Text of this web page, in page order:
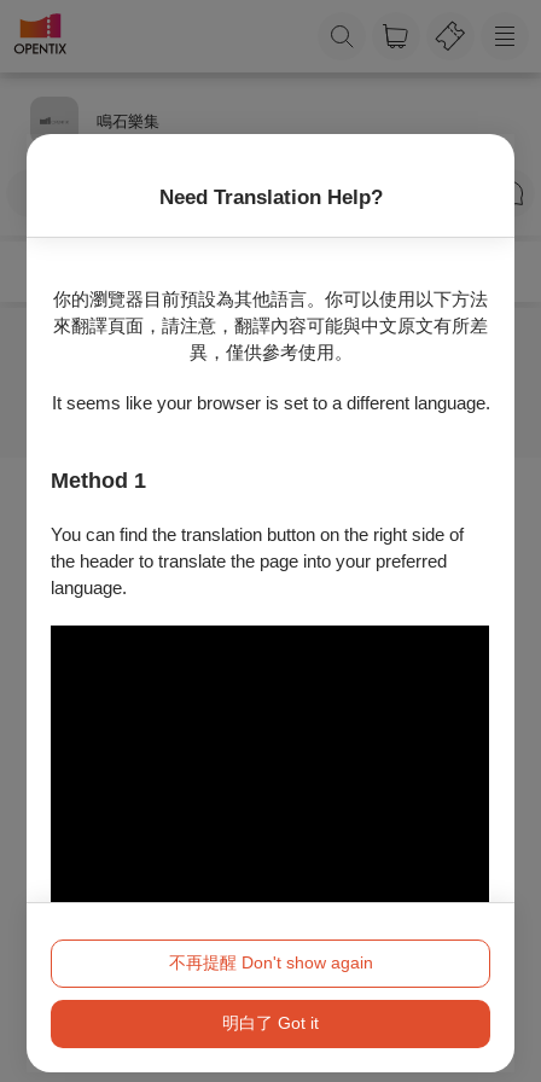
Need Translation Help?
你的瀏覽器目前預設為其他語言。你可以使用以下方法
來翻譯頁面，請注意，翻譯內容可能與中文原文有所差
異，僅供參考使用。
It seems like your browser is set to a different language.
Method 1
You can find the translation button on the right side of
the header to translate the page into your preferred
language.
Method 2
不再提醒 Don't show again
明白了 Got it
鳴石樂集
訂閱